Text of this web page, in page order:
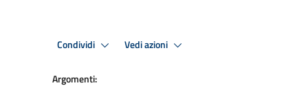
Condividi Vedi azioni
Argomenti: